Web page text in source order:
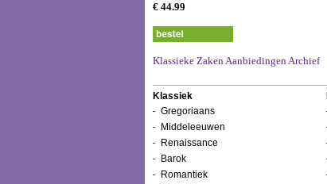
€ 44.99
Klassieke Zaken Aanbiedingen Archief
Klassiek
Gregoriaans
Middeleeuwen
Renaissance
Barok
Romantiek